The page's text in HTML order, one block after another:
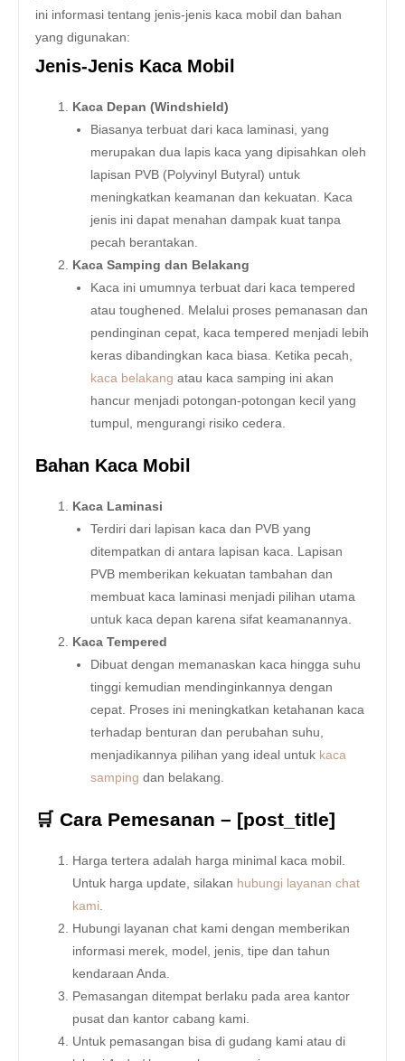
ini informasi tentang jenis-jenis kaca mobil dan bahan
yang digunakan:
Jenis-Jenis Kaca Mobil
Kaca Depan (Windshield)
Biasanya terbuat dari kaca laminasi, yang
merupakan dua lapis kaca yang dipisahkan oleh
lapisan PVB (Polyvinyl Butyral) untuk
meningkatkan keamanan dan kekuatan. Kaca
jenis ini dapat menahan dampak kuat tanpa
pecah berantakan.
Kaca Samping dan Belakang
Kaca ini umumnya terbuat dari kaca tempered
atau toughened. Melalui proses pemanasan dan
pendinginan cepat, kaca tempered menjadi lebih
keras dibandingkan kaca biasa. Ketika pecah,
kaca belakang atau kaca samping ini akan
hancur menjadi potongan-potongan kecil yang
tumpul, mengurangi risiko cedera.
Bahan Kaca Mobil
Kaca Laminasi
Terdiri dari lapisan kaca dan PVB yang
ditempatkan di antara lapisan kaca. Lapisan
PVB memberikan kekuatan tambahan dan
membuat kaca laminasi menjadi pilihan utama
untuk kaca depan karena sifat keamanannya.
Kaca Tempered
Dibuat dengan memanaskan kaca hingga suhu
tinggi kemudian mendinginkannya dengan
cepat. Proses ini meningkatkan ketahanan kaca
terhadap benturan dan perubahan suhu,
menjadikannya pilihan yang ideal untuk kaca
samping dan belakang.
🛒 Cara Pemesanan – [post_title]
Harga tertera adalah harga minimal kaca mobil.
Untuk harga update, silakan hubungi layanan chat
kami
Hubungi layanan chat kami dengan memberikan
informasi merek, model, jenis, tipe dan tahun
kendaraan Anda.
Pemasangan ditempat berlaku pada area kantor
pusat dan kantor cabang kami.
Untuk pemasangan bisa di gudang kami atau di